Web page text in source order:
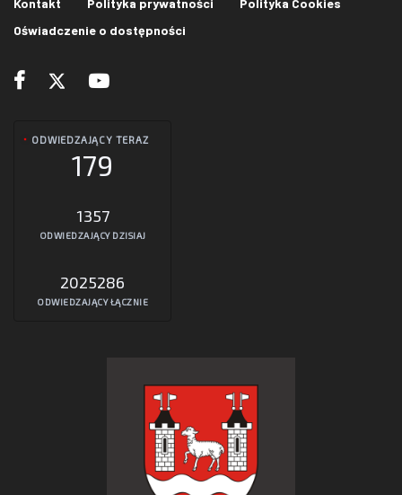
Kontakt Polityka prywatności
Polityka Cookies
Oświadczenie o dostępności
ODWIEDZAJĄCY TERAZ
179
1357
ODWIEDZAJĄCY DZISIAJ
2025286
ODWIEDZAJĄCY ŁĄCZNIE